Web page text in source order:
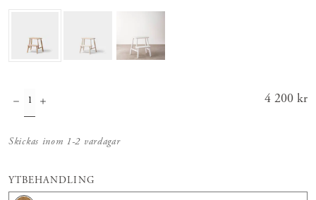
Pris:
4 200 kr
Skickas inom 1-2 vardagar
YTBEHANDLING